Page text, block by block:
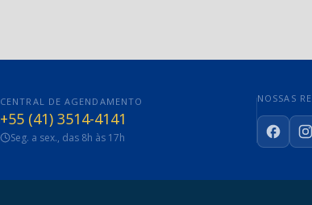
CENTRAL DE AGENDAMENTO
+55 (41) 3514-4141
Seg. a sex., das 8h às 17h
NOSSAS